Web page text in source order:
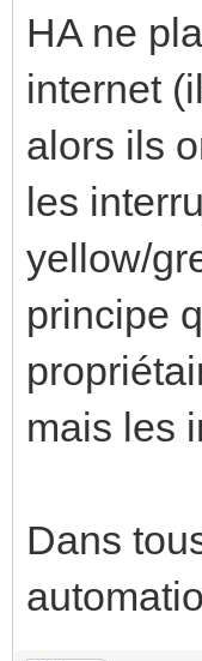
HA ne
internet
alors ils
les
yellow/
principe
mais les
Dans